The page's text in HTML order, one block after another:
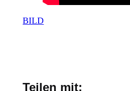
BILD
Teilen mit: